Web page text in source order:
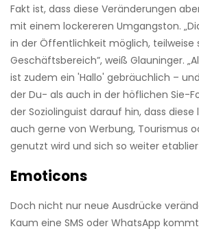
Fakt ist, dass diese Veränderungen
mit einem lockereren Umgangston.
in der Öffentlichkeit möglich, teilweise
Geschäftsbereich”, weiß Glauninger.
ist zudem ein 'Hallo' gebräuchlich –
der Du- als auch in der höflichen Sie-
der Soziolinguist darauf hin, dass diese
auch gerne von Werbung, Tourismus
genutzt wird und sich so weiter
Emoticons
Doch nicht nur neue Ausdrücke
Kaum eine SMS oder WhatsApp